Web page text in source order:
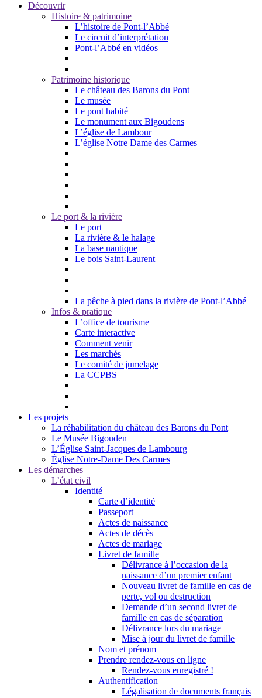
Découvrir
Histoire & patrimoine
L’histoire de Pont-l’Abbé
Le circuit d’interprétation
Pont-l’Abbé en vidéos
Patrimoine historique
Le château des Barons du Pont
Le musée
Le pont habité
Le monument aux Bigoudens
L’église de Lambour
L’église Notre Dame des Carmes
Le port & la rivière
Le port
La rivière & le halage
La base nautique
Le bois Saint-Laurent
La pêche à pied dans la rivière de Pont-l’Abbé
Infos & pratique
L’office de tourisme
Carte interactive
Comment venir
Les marchés
Le comité de jumelage
La CCPBS
Les projets
La réhabilitation du château des Barons du Pont
Le Musée Bigouden
L’Église Saint-Jacques de Lambourg
Église Notre-Dame Des Carmes
Les démarches
L’état civil
Identité
Carte d’identité
Passeport
Actes de naissance
Actes de décès
Actes de mariage
Livret de famille
Délivrance à l’occasion de la
naissance d’un premier enfant
Nouveau livret de famille en cas de
perte, vol ou destruction
Demande d’un second livret de
famille en cas de séparation
Délivrance lors du mariage
Mise à jour du livret de famille
Nom et prénom
Prendre rendez-vous en ligne
Rendez-vous enregistré !
Authentification
Légalisation de documents français